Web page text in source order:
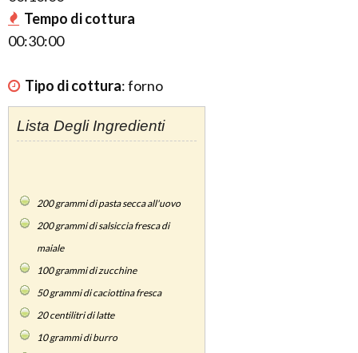
Tempo di cottura
00:30:00
Tipo di cottura:forno
Lista Degli Ingredienti
200grammi di pasta secca all'uovo
200grammi di salsiccia fresca di
maiale
100grammi di zucchine
50grammi di caciottina fresca
20centilitri di latte
10grammi di burro